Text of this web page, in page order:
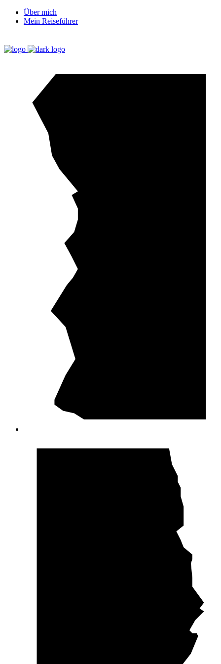
Über mich
Mein Reiseführer